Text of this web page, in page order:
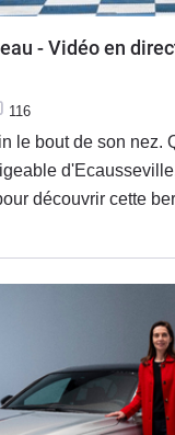
- Vidéo en
116
le bout de son nez.
découvrir cette